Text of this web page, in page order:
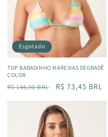
Esgotado
TOP BABADINHO MARESIAS DEGRADÊ
COLOR
Preço
R$ 146,90 BRL
Preço
R$ 73,45 BRL